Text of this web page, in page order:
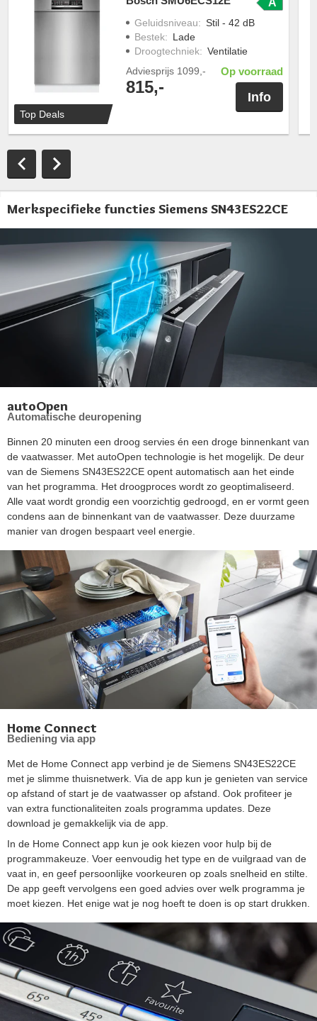
Top Deals
Geluidsniveau: Stil - 42 dB
Bestek: Lade
Droogtechniek: Ventilatie
Adviesprijs 1099,-
815,-
Op voorraad
Info
Merkspecifieke functies Siemens SN43ES22CE
autoOpen
Automatische deuropening
Binnen 20 minuten een droog servies én een droge binnenkant van
de vaatwasser. Met autoOpen technologie is het mogelijk. De deur
van de Siemens SN43ES22CE opent automatisch aan het einde
van het programma. Het droogproces wordt zo geoptimaliseerd.
Alle vaat wordt grondig een voorzichtig gedroogd, en er vormt geen
condens aan de binnenkant van de vaatwasser. Deze duurzame
manier van drogen bespaart veel energie.
Home Connect
Bediening via app
Met de Home Connect app verbind je de Siemens SN43ES22CE
met je slimme thuisnetwerk. Via de app kun je genieten van service
op afstand of start je de vaatwasser op afstand. Ook profiteer je
van extra functionaliteiten zoals programma updates. Deze
download je gemakkelijk via de app.
In de Home Connect app kun je ook kiezen voor hulp bij de
programmakeuze. Voer eenvoudig het type en de vuilgraad van de
vaat in, en geef persoonlijke voorkeuren op zoals snelheid en stilte.
De app geeft vervolgens een goed advies over welk programma je
moet kiezen. Het enige wat je nog hoeft te doen is op start drukken.